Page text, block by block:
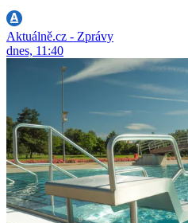
Aktuálně.cz - Zprávy
dnes, 11:40